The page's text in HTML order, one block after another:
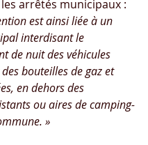
arrêtés municipaux :
est ainsi liée à un
interdisant le
de nuit des véhicules
bouteilles de gaz et
en dehors des
ou aires de camping-
»